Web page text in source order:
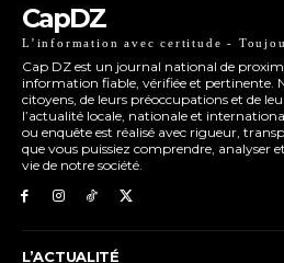
CapDZ
L’information avec certitude -
Cap DZ est un journal national de
information fiable, vérifiée et pertinente.
citoyens, de leurs préoccupations et de
l’actualité locale, nationale et
ou enquête est réalisé avec rigueur,
que vous puissiez comprendre, analyser
vie de notre société.
L’ACTUALITÉ